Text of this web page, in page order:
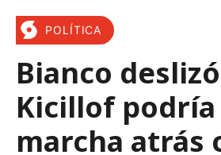
POLÍTICA
Bianco
Kicillof
marcha atrás